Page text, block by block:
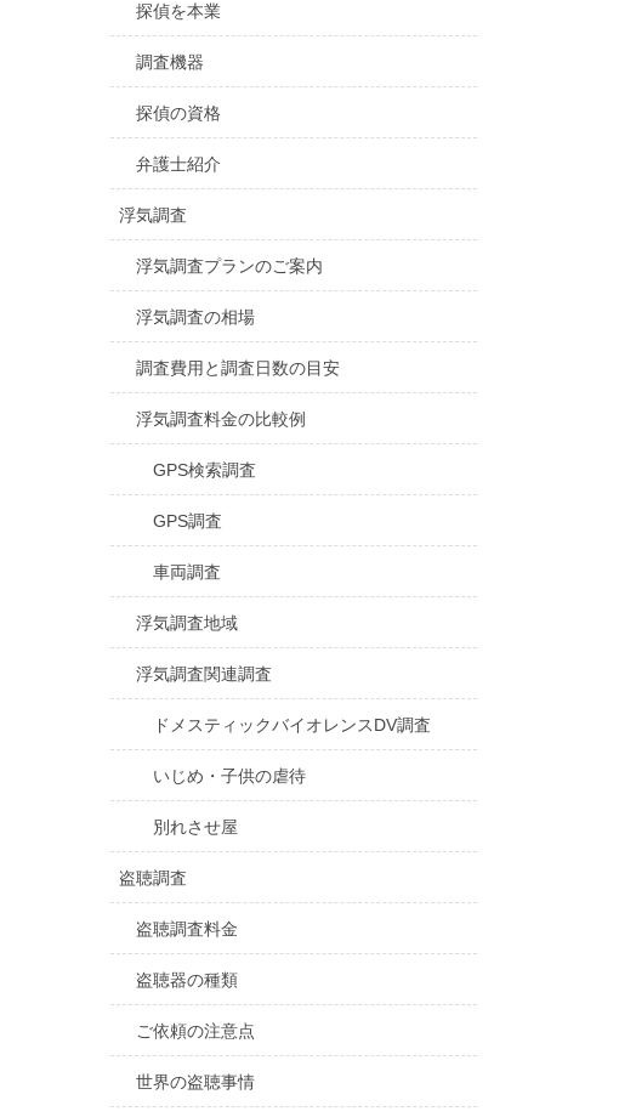
探偵を本業
調査機器
探偵の資格
弁護士紹介
浮気調査
浮気調査プランのご案内
浮気調査の相場
調査費用と調査日数の目安
浮気調査料金の比較例
GPS検索調査
GPS調査
車両調査
浮気調査地域
浮気調査関連調査
ドメスティックバイオレンスDV調査
いじめ・子供の虐待
別れさせ屋
盗聴調査
盗聴調査料金
盗聴器の種類
ご依頼の注意点
世界の盗聴事情